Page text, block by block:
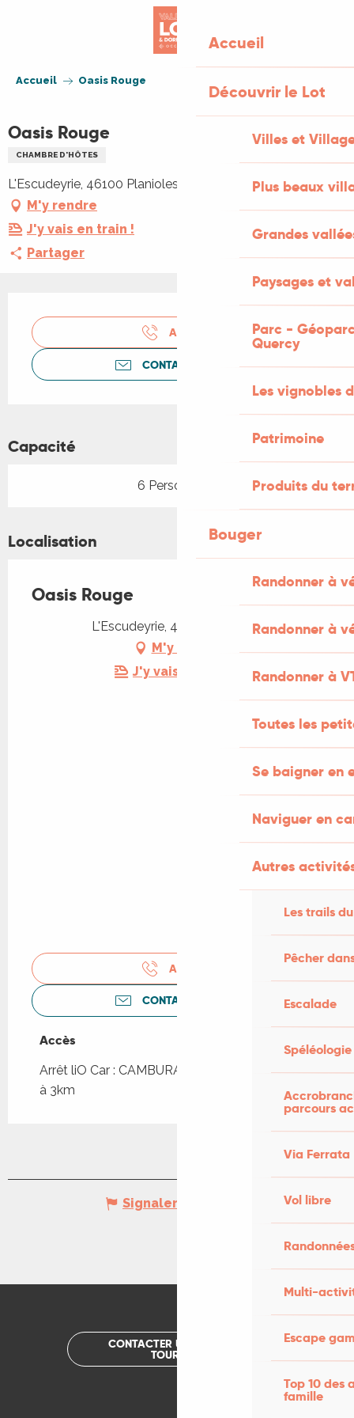
Accueil
Découvrir le Lot
Villes et
Plus beaux
Grandes
Paysages et
Parc -
Quercy
Les vignobles
Patrimoine
Produits du
Bouger
Randonner à
Randonner à
Randonner à
Toutes les
Se baigner en
Naviguer en
Autres
Les trails
Pêcher
Escalade
Spéléologie
parcours
Via Ferrata
Vol libre
Multi-
Escape
Top 10 des
famille
Accueil Oasis Rouge
Oasis Rouge
CHAMBRE D'HÔTES
L'Escudeyrie, 46100 Planioles
M'y rendre
J'y vais en train !
Partager
Ouverture et coordonnées
APPELER
CONTACTEZ-NOUS
Capacité
6 Personne(s)
Localisation
Oasis Rouge
L'Escudeyrie, 46100 Planioles
M'y rendre
J'y vais en train !
APPELER
CONTACTEZ-NOUS
Accès
Accès
Arrêt liO Car : CAMBURAT - Embt Campagnes
à 3km
Signaler une erreur
CONTACTER UN OFFICE DE
TOURISME